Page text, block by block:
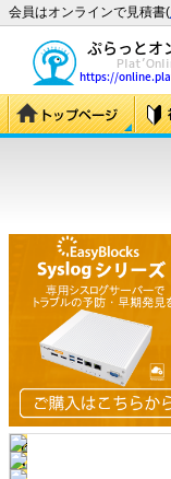
会員はオンラインで見積書(